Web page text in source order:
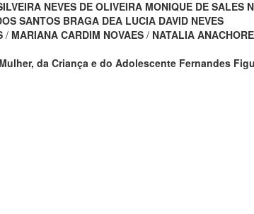
NEVES DE OLIVEIRA MONIQUE DE SALES
SANTOS BRAGA DEA LUCIA DAVID NEVES
/ MARIANA CARDIM NOVAES / NATALIA
da Criança e do Adolescente Fernandes